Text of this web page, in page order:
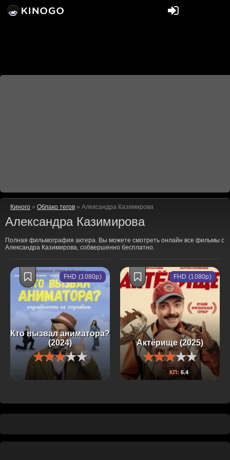
Киного » Облако тегов » Александра Казимирова
Александра Казимирова
Полная фильмография актера. Вы можете смотреть онлайн все фильмы с
Александра Казимирова, собвершенно бесплатно.
Кто вызвал аниматора?
(2024)
FHD (1080p)
Актёрище (2025)
КП: 6.4
FHD (1080p)